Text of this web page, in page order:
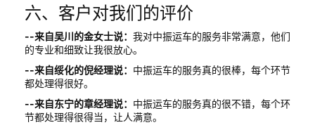
六、客户对我们的评价
--来自吴川的金女士说： 我对中振运车的服务非常满意，他们
的专业和细致让我很放心。
--来自绥化的倪经理说： 中振运车的服务真的很棒，每个环节
都处理得很好。
--来自东宁的章经理说： 中振运车的服务真的很不错，每个环
节都处理得很得当，让人满意。